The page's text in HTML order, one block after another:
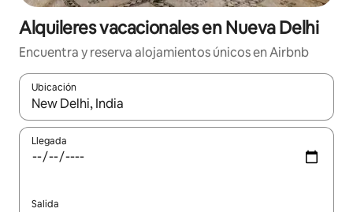
Alquileres vacacionales en Nueva Delhi
Encuentra y reserva alojamientos únicos en Airbnb
Ubicación
Cuando los resultados estén disponibles, navega con las
Llegada
Salida